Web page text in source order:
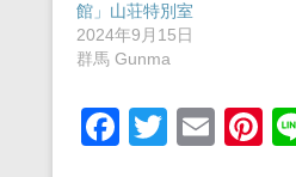
館」山荘特別室
2024年9月15日
群馬 Gunma
F
T
E
Pi